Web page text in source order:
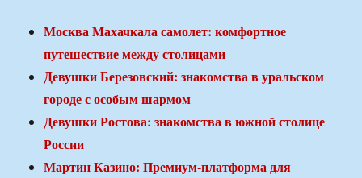
Москва Махачкала самолет: комфортное
путешествие между столицами
Девушки Березовский: знакомства в уральском
городе с особым шармом
Девушки Ростова: знакомства в южной столице
России
Мартин Казино: Премиум-платформа для